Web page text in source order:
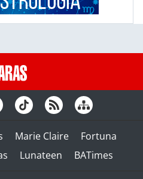
Marie Claire
Fortuna
Lunateen BATimes